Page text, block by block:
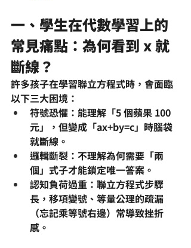
一、學生在代數學習上的
常見痛點：為何看到 x 就
斷線？
許多孩子在學習聯立方程式時，會面臨
以下三大困境：
符號恐懼 ：能理解「5 個蘋果 100
元」，但變成「ax+by=c」時腦袋
就斷線。
邏輯斷裂 ：不理解為何需要「兩
個」式子才能鎖定唯一答案。
認知負荷過重 ：聯立方程式步驟
長，移項變號、等量公理的疏漏
（忘記乘等號右邊）常導致挫折
感。